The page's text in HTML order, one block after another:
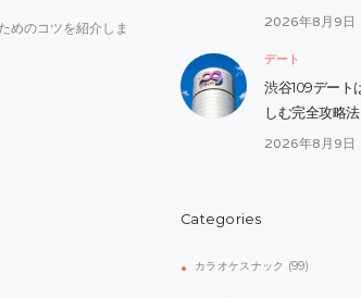
めのコツを紹介しま
2026年8月9日
デート
渋谷109デート
しむ完全攻略法
2026年8月9日
Categories
カラオケスナック (99)